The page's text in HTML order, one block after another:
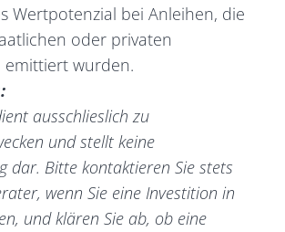
Wertpotenzial bei Anleihen, die
oder privaten
wurden.
ausschlieslich zu
und stellt keine
dar. Bitte kontaktieren Sie stets
wenn Sie eine Investition in
und klären Sie ab, ob eine